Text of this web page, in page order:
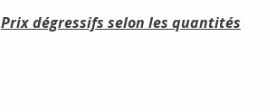
Prix dégressifs selon les quantités